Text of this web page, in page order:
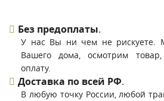
Без предоплаты.
У нас Вы ни чем не рискуете.
Вашего дома, осмотрим
оплату.
Доставка по всей РФ.
В любую точку России, любой